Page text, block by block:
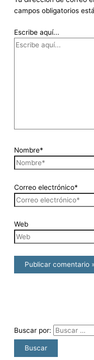
campos obligatorios
Escribe aquí...
Nombre*
Correo electrónico*
Web
Buscar por: